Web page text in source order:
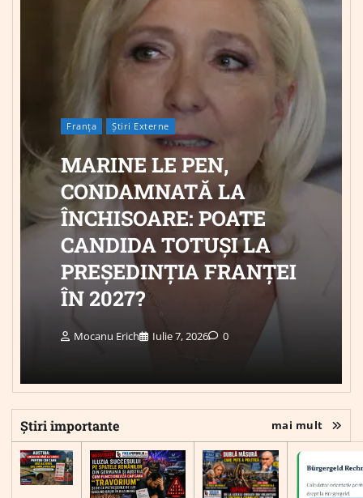
Franța Știri Externe
MARINE LE PEN,
CONDAMNATĂ LA
ÎNCHISOARE: POATE
CANDIDA TOTUȘI LA
PREȘEDINȚIA FRANȚEI
ÎN 2027?
Mocanu Erich Iulie 7, 2026 0
Știri importante mai mult